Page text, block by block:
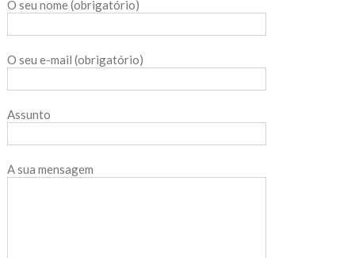
O seu nome (obrigatório)
O seu e-mail (obrigatório)
Assunto
A sua mensagem